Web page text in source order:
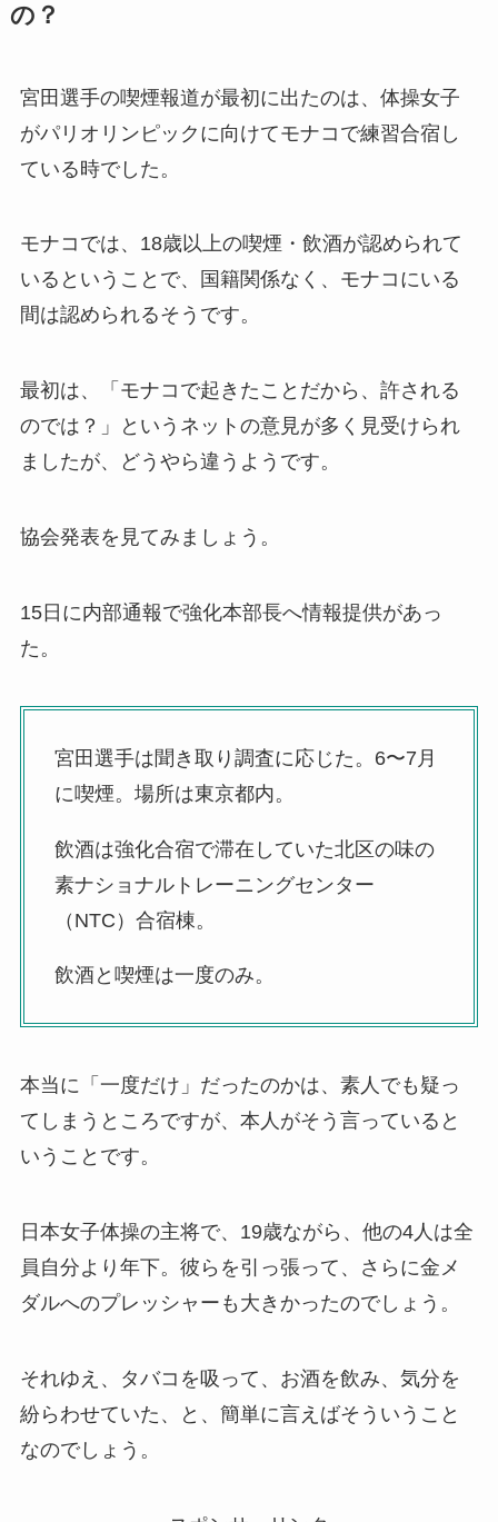
の？
宮田選手の喫煙報道が最初に出たのは、体操女子
がパリオリンピックに向けてモナコで練習合宿し
ている時でした。
モナコでは、18歳以上の喫煙・飲酒が認められて
いるということで、国籍関係なく、モナコにいる
間は認められるそうです。
最初は、「モナコで起きたことだから、許される
のでは？」というネットの意見が多く見受けられ
ましたが、どうやら違うようです。
協会発表を見てみましょう。
15日に内部通報で強化本部長へ情報提供があっ
た。
宮田選手は聞き取り調査に応じた。6〜7月
に喫煙。場所は東京都内。
飲酒は強化合宿で滞在していた北区の味の
素ナショナルトレーニングセンター
（NTC）合宿棟。
飲酒と喫煙は一度のみ。
本当に「一度だけ」だったのかは、素人でも疑っ
てしまうところですが、本人がそう言っていると
いうことです。
日本女子体操の主将で、19歳ながら、他の4人は全
員自分より年下。彼らを引っ張って、さらに金メ
ダルへのプレッシャーも大きかったのでしょう。
それゆえ、タバコを吸って、お酒を飲み、気分を
紛らわせていた、と、簡単に言えばそういうこと
なのでしょう。